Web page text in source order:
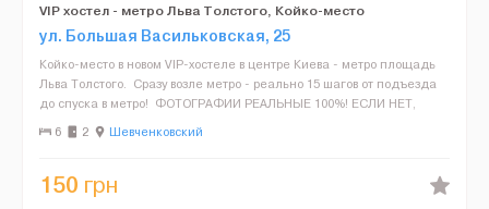
VIP хостел - метро Льва Толстого, Койко-место
ул. Большая Васильковская, 25
Койко-место в новом VIP-хостеле в центре Киева - метро площадь
Льва Толстого. Сразу возле метро - реально 15 шагов от подъезда
до спуска в метро! ФОТОГРАФИИ РЕАЛЬНЫЕ 100%! ЕСЛИ НЕТ,
БУДЕТЕ ЖИТЬ БЕСПЛАТНО ЦЕЛЫЙ МЕСЯЦ!&...
6 2 Шевченковский
150 грн